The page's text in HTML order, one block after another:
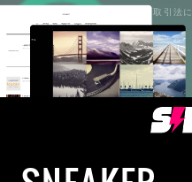
プライバシーポリシー 特定商取引法